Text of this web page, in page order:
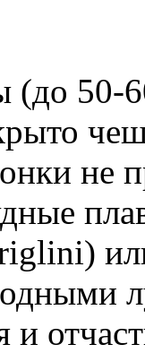
50-
не
и